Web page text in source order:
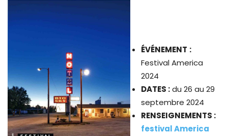
ÉVÉNEMENT :
Festival America
2024
DATES :du 26 au 29
septembre 2024
RENSEIGNEMENTS :
festival America